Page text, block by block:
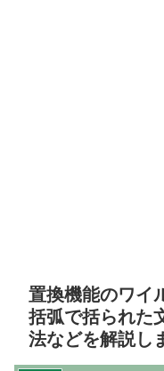
置換機能のワイ
括弧で括られた
法などを解説し